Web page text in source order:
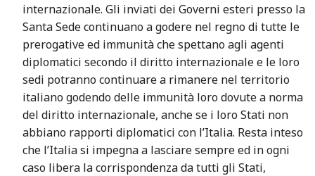
internazionale. Gli inviati dei Governi esteri presso la
Santa Sede continuano a godere nel regno di tutte le
prerogative ed immunità che spettano agli agenti
diplomatici secondo il diritto internazionale e le loro
sedi potranno continuare a rimanere nel territorio
italiano godendo delle immunità loro dovute a norma
del diritto internazionale, anche se i loro Stati non
abbiano rapporti diplomatici con l’Italia. Resta inteso
che l’Italia si impegna a lasciare sempre ed in ogni
caso libera la corrispondenza da tutti gli Stati,